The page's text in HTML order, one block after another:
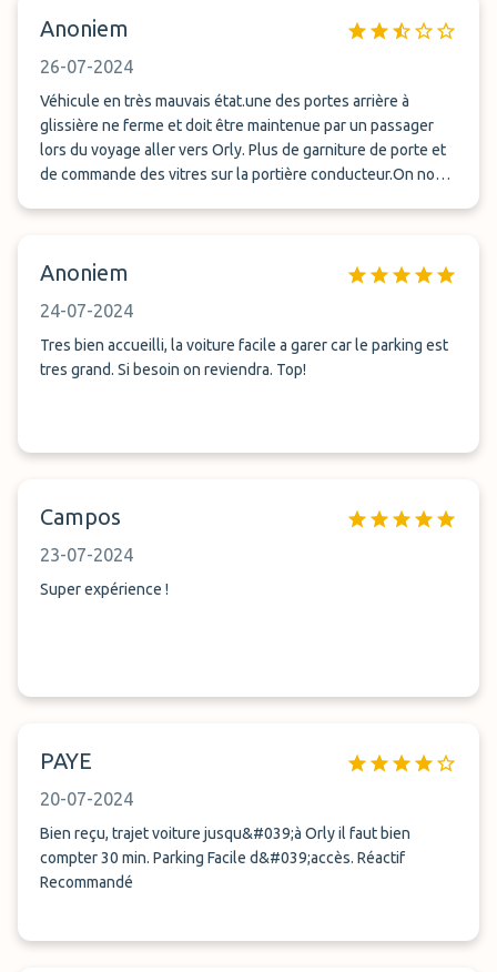
Anoniem
26-07-2024
Véhicule en très mauvais état.une des portes arrière à
glissière ne ferme et doit être maintenue par un passager
lors du voyage aller vers Orly. Plus de garniture de porte et
de commande des vitres sur la portière conducteur.On nous
navette est gratuite » c’est le même véhicule qui est utilisé
Anoniem
24-07-2024
Tres bien accueilli, la voiture facile a garer car le parking est
tres grand. Si besoin on reviendra. Top!
Campos
23-07-2024
Super expérience !
PAYE
20-07-2024
Bien reçu, trajet voiture jusqu&#039;à Orly il faut bien
compter 30 min. Parking Facile d&#039;accès. Réactif
Recommandé